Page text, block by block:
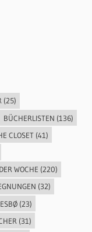
(25)
BÜCHERLISTEN (136)
CLOSET(41)
WOCHE (220)
(32)
(23)
(31)